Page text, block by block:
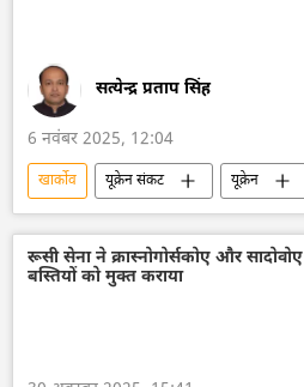
सत्येन्द्र प्रताप सिंह
6 नवंबर 2025, 12:04
खार्कोव यूक्रेन संकट
यूक्रेन
यूक्रेन सशस्त्र बल
रूस
रक्षा मंत्रालय (MoD)
रक्षा-पंक्ति
वोलोडिमिर ज़ेलेंस्की
रूसी सेना ने क्रास्नोगोर्सकोए और सादोवोए
बस्तियों को मुक्त कराया